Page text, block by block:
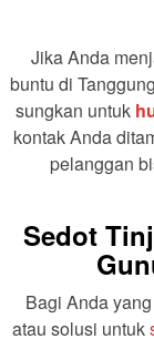
Jika Anda
buntu di
sungkan untuk
kontak Anda
pelanggan
Sedot
Bagi Anda
atau solusi untuk